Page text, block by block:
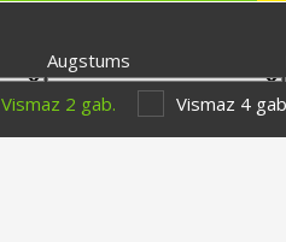
Augstums
Vismaz 2 gab. Vismaz 4